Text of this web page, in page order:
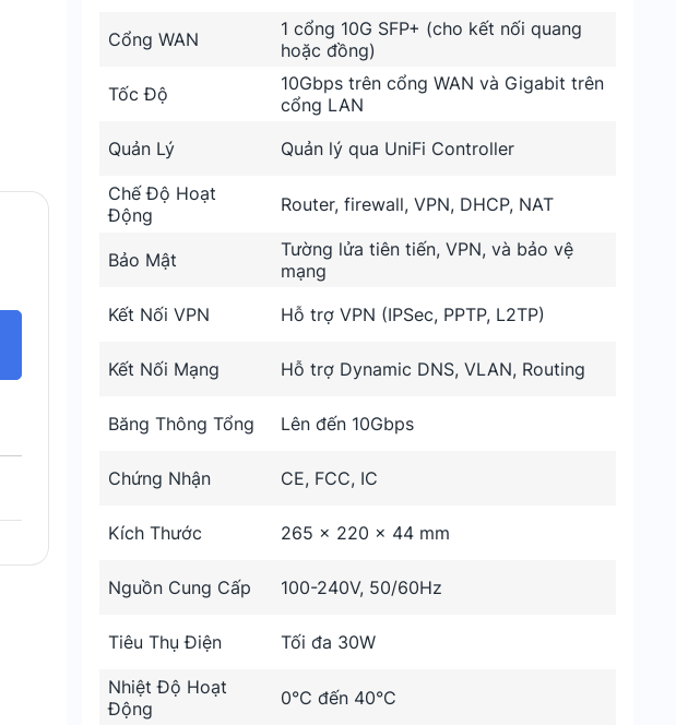
Cổng WAN
1 cổng 10G SFP+ (cho kết nối quang
hoặc đồng)
Tốc Độ
10Gbps trên cổng WAN và Gigabit trên
cổng LAN
Quản Lý
Quản lý qua UniFi Controller
Chế Độ Hoạt
Động
Router, firewall, VPN, DHCP, NAT
Bảo Mật
Tường lửa tiên tiến, VPN, và bảo vệ
mạng
Kết Nối VPN
Hỗ trợ VPN (IPSec, PPTP, L2TP)
Kết Nối Mạng Hỗ trợ Dynamic DNS, VLAN, Routing
Băng Thông Tổng Lên đến 10Gbps
Chứng Nhận CE, FCC, IC
Kích Thước 265 x 220 x 44 mm
Nguồn Cung Cấp 100-240V, 50/60Hz
Tiêu Thụ Điện Tối đa 30W
Nhiệt Độ Hoạt
Động
0°C đến 40°C